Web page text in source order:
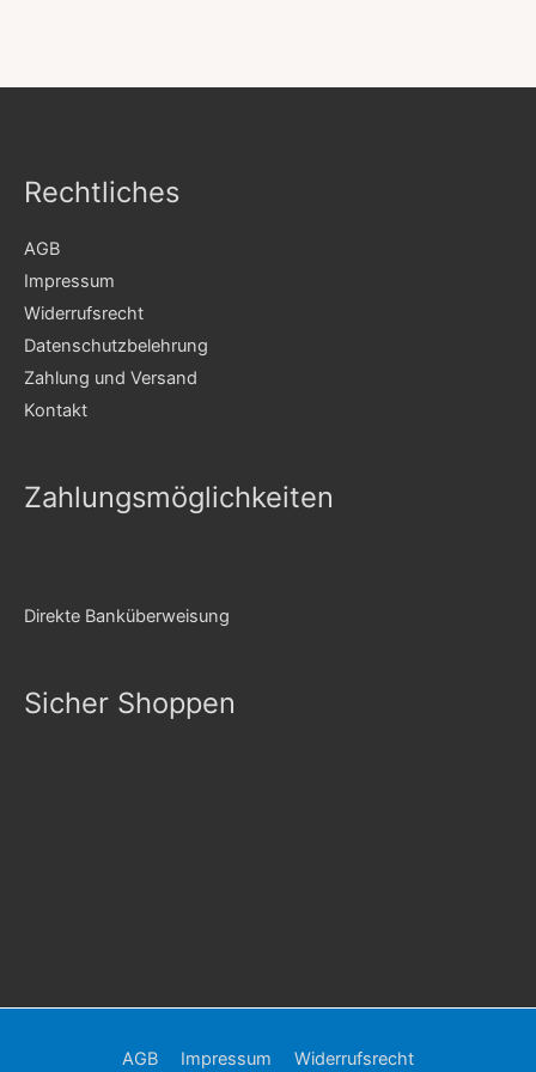
Rechtliches
AGB
Impressum
Widerrufsrecht
Datenschutzbelehrung
Zahlung und Versand
Kontakt
Zahlungsmöglichkeiten
Direkte Banküberweisung
Sicher Shoppen
AGB Impressum Widerrufsrecht